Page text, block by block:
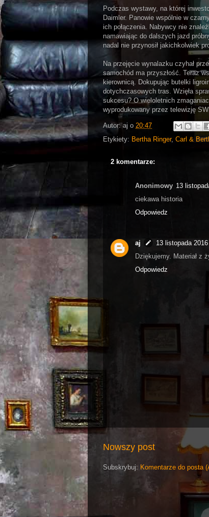
Podczas wystawy, na której
Daimler. Panowie wspólnie w
ich połączenia. Nabywcy nie
namawiając do dalszych jazd
nadal nie przynosił jakichkolwiek
Na przejęcie wynalazku czyhał
samochód ma przyszłość. Teraz
kierownicą. Dokupując butelki
dotychczasowych tras. Wzięła
sukcesu? O wieloletnich
wyprodukowany przez telewizję
Autor:aj o 20:47
Etykiety: Bertha Ringer, Carl &
2 komentarze:
Anonimowy 13
ciekawa historia
Odpowiedz
aj
13 listopada
Dziękujemy. Materiał z
Odpowiedz
Nowszy post
Subskrybuj: Komentarze do posta